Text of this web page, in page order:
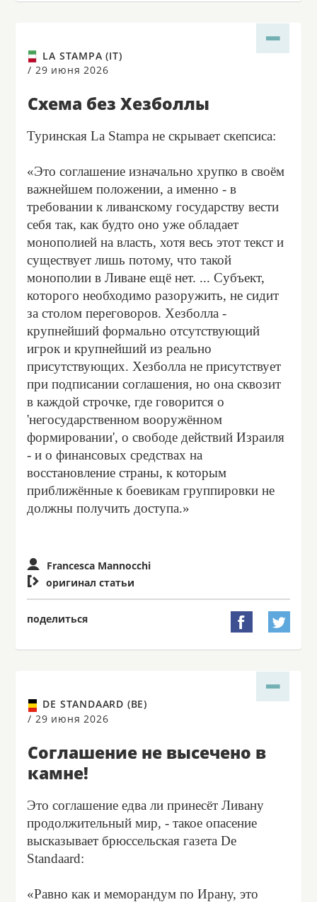
LA STAMPA (IT)
/ 29 июня 2026
Схема без Хезболлы
Туринская La Stampa не скрывает скепсиса:
«Это соглашение изначально хрупко в своём
важнейшем положении, а именно - в
требовании к ливанскому государству вести
себя так, как будто оно уже обладает
монополией на власть, хотя весь этот текст и
существует лишь потому, что такой
монополии в Ливане ещё нет. ... Субъект,
которого необходимо разоружить, не сидит
за столом переговоров. Хезболла -
крупнейший формально отсутствующий
игрок и крупнейший из реально
присутствующих. Хезболла не присутствует
при подписании соглашения, но она сквозит
в каждой строчке, где говорится о
'негосударственном вооружённом
формировании', о свободе действий Израиля
- и о финансовых средствах на
восстановление страны, к которым
приближённые к боевикам группировки не
должны получить доступа.»
Francesca Mannocchi
 оригинал статьи
поделиться  
DE STANDAARD (BE)
/ 29 июня 2026
Соглашение не высечено в
камне!
Это соглашение едва ли принесёт Ливану
продолжительный мир, - такое опасение
высказывает брюссельская газета De
Standaard:
«Равно как и меморандум по Ирану, это